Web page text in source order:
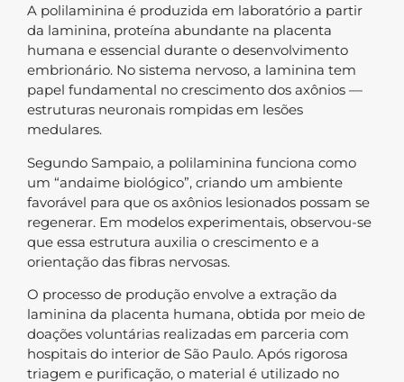
A polilaminina é produzida em laboratório a partir
da laminina, proteína abundante na placenta
humana e essencial durante o desenvolvimento
embrionário. No sistema nervoso, a laminina tem
papel fundamental no crescimento dos axônios —
estruturas neuronais rompidas em lesões
medulares.
Segundo Sampaio, a polilaminina funciona como
um “andaime biológico”, criando um ambiente
favorável para que os axônios lesionados possam se
regenerar. Em modelos experimentais, observou-se
que essa estrutura auxilia o crescimento e a
orientação das fibras nervosas.
O processo de produção envolve a extração da
laminina da placenta humana, obtida por meio de
doações voluntárias realizadas em parceria com
hospitais do interior de São Paulo. Após rigorosa
triagem e purificação, o material é utilizado no